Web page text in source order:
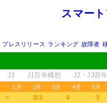
スマー
プレスリリース ランキング 故障者
J3 J1百年構想 J2・J3百
1月 2月 3月 4月 5月
＜ 8/3 4 5